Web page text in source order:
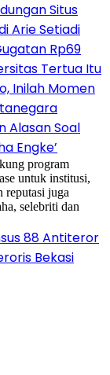
Situs
Arie Setiadi
Rp69
Tertua Itu
Inilah Momen
Alasan Soal
Engke’
program
untuk institusi,
reputasi juga
selebriti dan
88 Antiteror
Bekasi